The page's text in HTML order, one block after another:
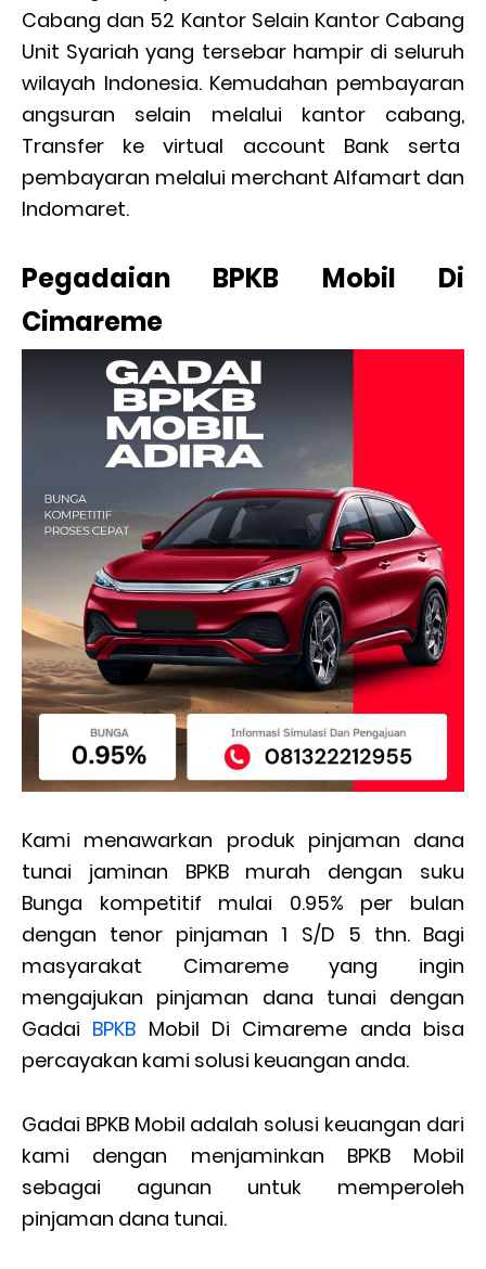
Cabang dan 52 Kantor Selain Kantor Cabang
Unit Syariah yang tersebar hampir di seluruh
wilayah Indonesia. Kemudahan pembayaran
angsuran selain melalui kantor cabang,
Transfer ke virtual account Bank serta
pembayaran melalui merchant Alfamart dan
Indomaret.
Pegadaian BPKB Mobil Di
Cimareme
Kami menawarkan produk pinjaman dana
tunai jaminan BPKB murah dengan suku
Bunga kompetitif mulai 0.95% per bulan
dengan tenor pinjaman 1 S/D 5 thn. Bagi
masyarakat Cimareme yang ingin
mengajukan pinjaman dana tunai dengan
Gadai BPKB Mobil Di Cimareme anda bisa
percayakan kami solusi keuangan anda.
Gadai BPKB Mobil adalah solusi keuangan dari
kami dengan menjaminkan BPKB Mobil
sebagai agunan untuk memperoleh
pinjaman dana tunai.